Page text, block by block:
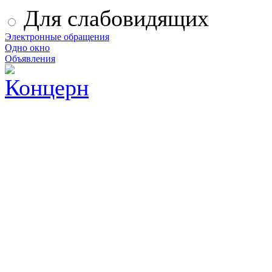
Для слабовидящих
Электронные обращения
Одно окно
Объявления